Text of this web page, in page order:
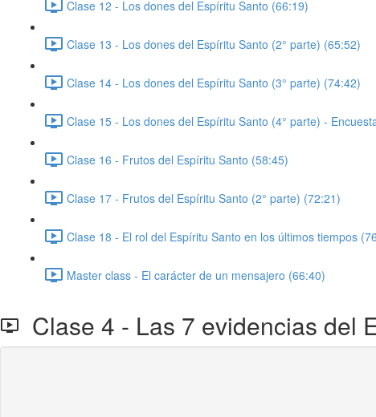
Clase 12 - Los dones del Espíritu Santo (66:19)
Clase 13 - Los dones del Espíritu Santo (2° parte) (65:52)
Clase 14 - Los dones del Espíritu Santo (3° parte) (74:42)
Clase 15 - Los dones del Espíritu Santo (4° parte) -
Clase 16 - Frutos del Espíritu Santo (58:45)
Clase 17 - Frutos del Espíritu Santo (2° parte) (72:21)
Clase 18 - El rol del Espíritu Santo en los últimos tiempos
Master class - El carácter de un mensajero (66:40)
Clase 4 - Las 7 evidencias del